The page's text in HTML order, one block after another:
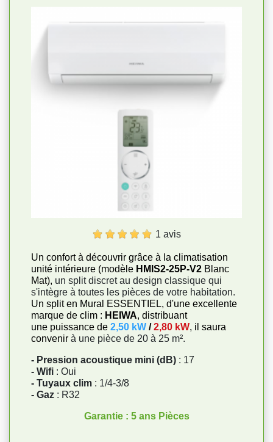
1 avis
Un confort à découvrir grâce à la climatisation
unité intérieure (modèle HMIS2-25P-V2 Blanc
Mat), un split discret au design classique qui
s'intègre à toutes les pièces de votre habitation.
Un split en Mural ESSENTIEL, d'une excellente
marque de clim : HEIWA, distribuant
une puissance de 2,50 kW /2,80 kW, il saura
convenir à une pièce de 20 à 25 m².
- Pression acoustique mini (dB) : 17
- Wifi : Oui
- Tuyaux clim : 1/4-3/8
- Gaz : R32
Garantie : 5 ans Pièces